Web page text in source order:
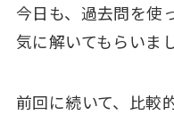
今日も、過去問を使
気に解いてもらいま
前回に続いて、比較